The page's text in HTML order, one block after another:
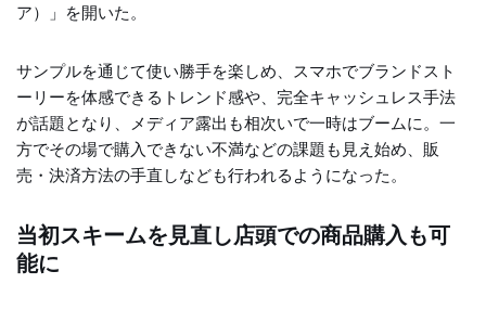
ア）」を開いた。
サンプルを通じて使い勝手を楽しめ、スマホでブランドスト
ーリーを体感できるトレンド感や、完全キャッシュレス手法
が話題となり、メディア露出も相次いで一時はブームに。一
方でその場で購入できない不満などの課題も見え始め、販
売・決済方法の手直しなども行われるようになった。
当初スキームを見直し店頭での商品購入も可
能に